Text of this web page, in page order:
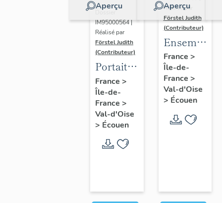
Aperçu
Dossier
IM95000564 |
Réalisé par
Förstel Judith
(Contributeur)
Portait
d'homme
en
médaillon
ovale.
France >
Île-de-
France >
Val-d'Oise
> Écouen
Aperçu
Réalisé par
Förstel Judith
(Contributeur)
Ensemble
des
verrières
du
XVIIIe
siècle
France >
Île-de-
France >
Val-d'Oise
> Écouen